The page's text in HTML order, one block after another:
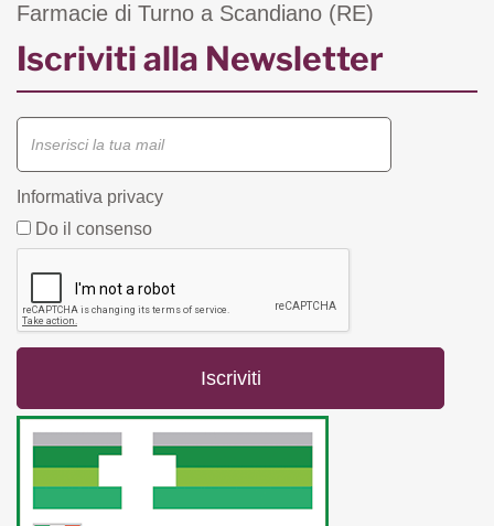
Farmacie di Turno a Scandiano (RE)
Iscriviti alla Newsletter
Informativa privacy
Do il consenso